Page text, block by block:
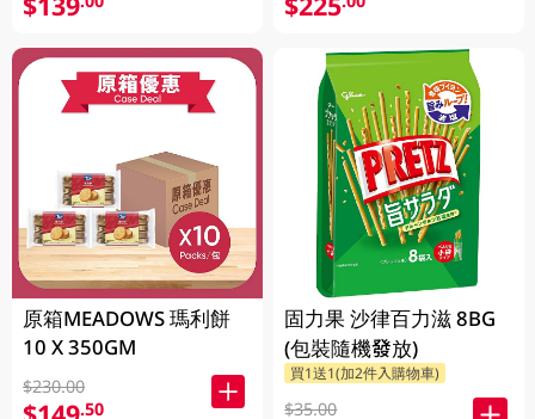
原箱MEADOWS 瑪利餅
10 X 350GM
$230.00
.50
固力果 沙律百力滋 8BG
(包裝隨機發放)
買1送1(加2件入購物車)
$35.00